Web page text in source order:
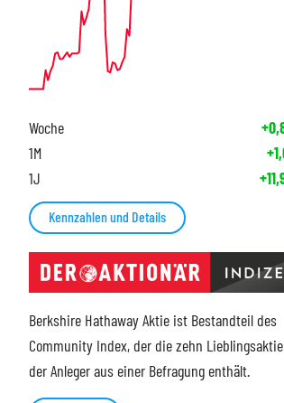
Woche
1M
1J
Kennzahlen und Details
Berkshire Hathaway Aktie ist Bestandteil des
Community Index, der die zehn
der Anleger aus einer Befragung enthält.